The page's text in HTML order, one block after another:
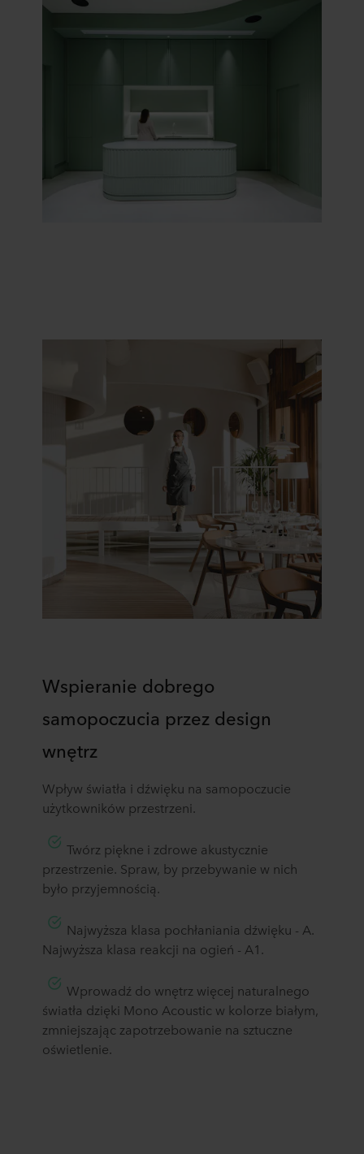
Wspieranie dobrego
samopoczucia przez design
wnętrz
Wpływ światła i dźwięku na samopoczucie
użytkowników przestrzeni.
Twórz piękne i zdrowe akustycznie
przestrzenie. Spraw, by przebywanie w nich
było przyjemnością.
Najwyższa klasa pochłaniania dźwięku - A.
Najwyższa klasa reakcji na ogień - A1.
Wprowadź do wnętrz więcej naturalnego
światła dzięki Mono Acoustic w kolorze białym,
zmniejszając zapotrzebowanie na sztuczne
oświetlenie.